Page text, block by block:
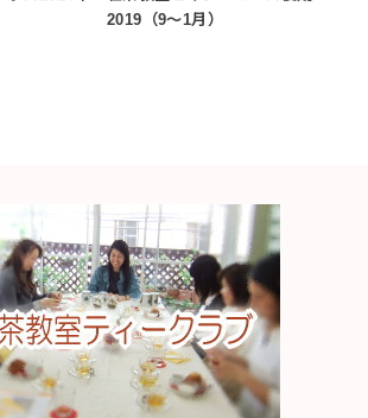
2019（9～1月）